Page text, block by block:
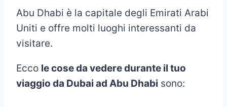
Abu Dhabi è la capitale degli Emirati Arabi
Uniti e offre molti luoghi interessanti da
visitare.
Ecco le cose da vedere durante il tuo
viaggio da Dubai ad Abu Dhabi sono: